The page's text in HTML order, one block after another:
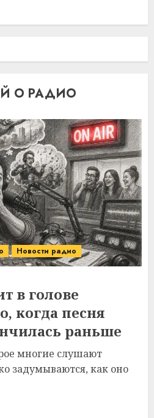
О РАДИО
Новости радио
в голове
когда песня
раньше
многие слушают
задумываются, как оно